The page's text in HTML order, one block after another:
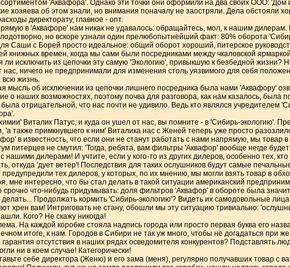
'Аквафора'. Однако эти точки они оформили на два своих ООО: 'Дом
хозяева об этом знали, но внимания поначалу не заостряли. Дела обстояли
директорату, главное - опт.
в 'Аквафоре' нам никак не удавалось: обращайтесь, мол, к нашим дилерам.
но вскоре узнали один прелюбопытнейший факт: 80% оборота
Саши с Борей просто идеальное: общий оборот хороший, питерское
книжных времен, когда мы сами были посредниками между чкаловской
ли исключить из цепочки эту самую 'Экологию', привыкшую к безбедной жизни?
нас, ничего не предпринимали для изменения столь уязвимого для себя
жизнь.
мысль об исключении из цепочки лишнего посредника была нами 'Аквафору'
о наших возможностях, поэтому почва для разговора, как нам казалось, была
отрицательной, что нас почти не удивило. Ведь кто являлся учредителем
Виталик Патус, и куда он ушел от нас, вы помните - в 'Сибирь-экологию'.
'а также примкнувшего к ним' Виталика нас с Женей теперь уже просто
в известность, что если они не станут работать с нами напрямую, мы товар
питерцев не смутил: 'Тогда, ребята, вам фильтры 'Аквафор' вообще негде
нашими дилерами! И учтите, если у кого-то из других дилеров, особенно тех, кто
откуда 'дует ветер'! Последствия для таких ослушников будут самые
предупредили тех дилеров, у которых, по их мнению, мы могли взять товар в
мне интересно, что бы стал делать в такой ситуации американский
что-нибудь придумывать: доля фильтров 'Аквафор' в обороте была
Продолжать кормить 'Сибирь-экологию'? Видеть их самодовольные
хрен вам! Интриговать не стану, обошли мы эту ситуацию тривиально:
Кого? Не скажу никогда!
На каждой коробке стояла надпись города или просто первая буква его
итоге, к нам. Городов в Сибири не так уж много, чтобы не догадаться при
гарантия отсутствия в наших рядах осведомителя конкурентов? Подставлять
ни в коем случае! Категорически!
себе директора (Женю) и его зама (меня), регулярно получавших товар с